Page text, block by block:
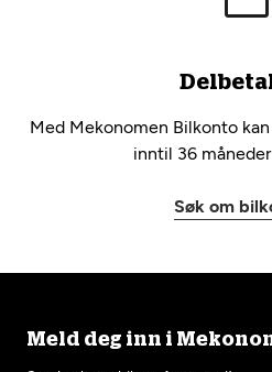
Med Mekonomen Bilkonto
inntil 36
Søk om
Meld deg inn i